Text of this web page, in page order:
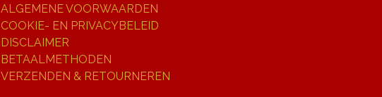
ALGEMENE VOORWAARDEN
COOKIE- EN PRIVACYBELEID
DISCLAIMER
BETAALMETHODEN
VERZENDEN & RETOURNEREN